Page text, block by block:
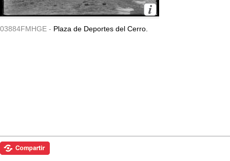
03884FMHGE - Plaza de Deportes del Cerro.